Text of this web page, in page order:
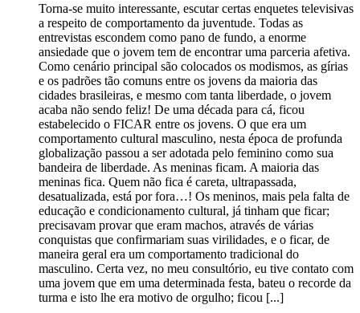
Torna-se muito interessante, escutar certas enquetes televisivas
a respeito de comportamento da juventude. Todas as
entrevistas escondem como pano de fundo, a enorme
ansiedade que o jovem tem de encontrar uma parceria afetiva.
Como cenário principal são colocados os modismos, as gírias
e os padrões tão comuns entre os jovens da maioria das
cidades brasileiras, e mesmo com tanta liberdade, o jovem
acaba não sendo feliz! De uma década para cá, ficou
estabelecido o FICAR entre os jovens. O que era um
comportamento cultural masculino, nesta época de profunda
globalização passou a ser adotada pelo feminino como sua
bandeira de liberdade. As meninas ficam. A maioria das
meninas fica. Quem não fica é careta, ultrapassada,
desatualizada, está por fora…! Os meninos, mais pela falta de
educação e condicionamento cultural, já tinham que ficar;
precisavam provar que eram machos, através de várias
conquistas que confirmariam suas virilidades, e o ficar, de
maneira geral era um comportamento tradicional do
masculino. Certa vez, no meu consultório, eu tive contato com
uma jovem que em uma determinada festa, bateu o recorde da
turma e isto lhe era motivo de orgulho; ficou [...]